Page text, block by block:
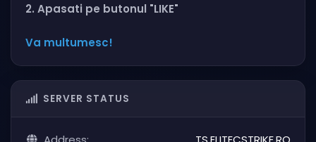
2. Apasati pe butonul "LIKE"
Va multumesc!
SERVER STATUS